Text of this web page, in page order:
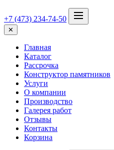
+7 (473) 234-74-50
✕
Главная
Каталог
Рассрочка
Конструктор памятников
Услуги
О компании
Производство
Галерея работ
Отзывы
Контакты
Корзина